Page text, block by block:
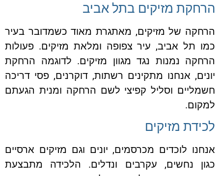
הרחקת מזיקים בתל אביב
הרחקה של מזיקים, מאתגרת מאוד כשמדובר בעיר
כמו תל אביב, עיר צפופה ומלאת מזיקים. פעולות
הרחקה נמנות נגד מגוון מזיקים. לדוגמה הרחקת
יונים, אנחנו מתקינים רשתות, דוקרנים, פסי דריכה
חשמליים וסליל קפיצי לשם הרחקה ומנית הגעתם
למקום.
לכידת מזיקים
אנחנו לוכדים מכרסמים, יונים וגם מזיקים ארסיים
כגון נחשים, עקרבים ונדלים. הלכידה מתבצעת